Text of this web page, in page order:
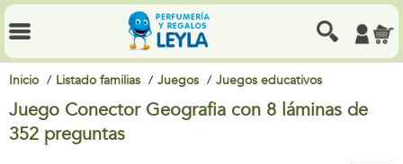
Inicio Listado familias Juegos Juegos educativos
Juego Conector Geografia con 8 láminas de
352 preguntas